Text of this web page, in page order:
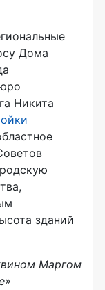
Дома
Никита
зданий
Маргом